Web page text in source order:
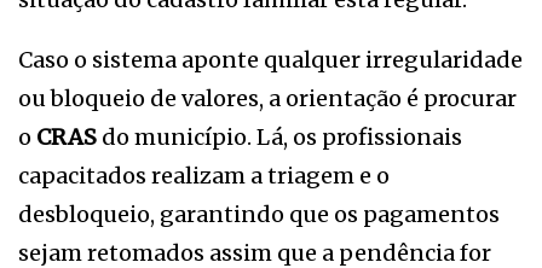
Caso o sistema aponte qualquer irregularidade
ou bloqueio de valores, a orientação é procurar
o CRAS do município. Lá, os profissionais
capacitados realizam a triagem e o
desbloqueio, garantindo que os pagamentos
sejam retomados assim que a pendência for